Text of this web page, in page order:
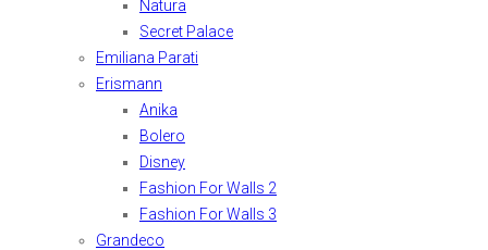
Natura
Secret Palace
Emiliana Parati
Erismann
Anika
Bolero
Disney
Fashion For Walls 2
Fashion For Walls 3
Grandeco